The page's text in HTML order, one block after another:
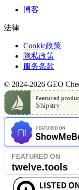
博客
法律
Cookie政策
隐私政策
服务条款
© 2024-2026 GEO